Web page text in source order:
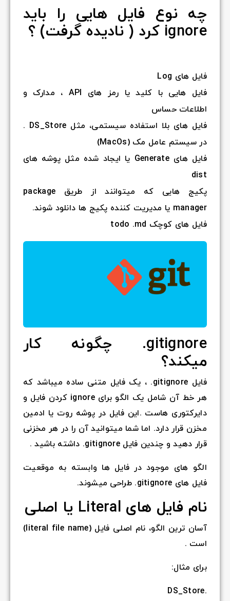
چه نوع فایل هایی را باید
ignore کرد ( نادیده گرفت) ؟
فایل های Log
فایل هایی با کلید یا رمز های API ، مدارک و
اطلاعات حساس
فایل های بلا استفاده سیستمی، مثل DS_Store .
در سیستم عامل مک (MacOs)
فایل های Generate یا ایجاد شده مثل پوشه های
dist
پکیج هایی که میتوانند از طریق package
manager یا مدیریت کننده پکیج ها دانلود شوند.
فایل های کوچک todo .md
gitignore. چگونه کار
میکند؟
فایل gitignore. ، یک فایل متنی ساده میباشد که
هر خط آن شامل یک الگو برای ignore کردن فایل و
دایرکتوری هاست .این فایل در پوشه روت یا ادمین
مخزن قرار دارد. اما شما میتوانید آن را در هر مخزنی
قرار دهید و چندین فایل gitignore. داشته باشید .
الگو های موجود در فایل ها وابسته به موقعیت
فایل های gitignore. طراحی میشوند.
نام فایل های Literal یا اصلی
آسان ترین الگو، نام اصلی فایل (literal file name)
است .
برای مثال:
.DS_Store